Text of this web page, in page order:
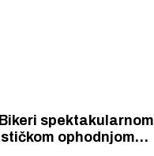
spektakularnom
ophodnjom